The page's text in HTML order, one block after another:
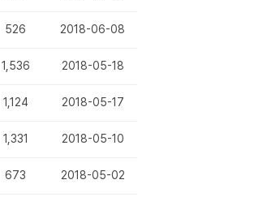
526 2018-06-08
1,536 2018-05-18
1,124 2018-05-17
1,331 2018-05-10
673 2018-05-02